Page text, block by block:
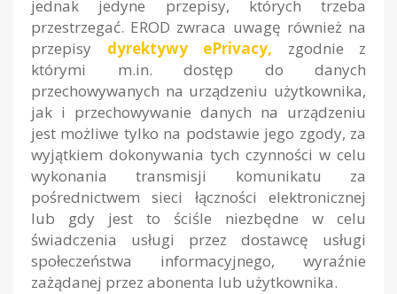
jednak jedyne przepisy, których trzeba
przestrzegać. EROD zwraca uwagę również na
przepisy dyrektywy ePrivacy, zgodnie z
którymi m.in. dostęp do danych
przechowywanych na urządzeniu użytkownika,
jak i przechowywanie danych na urządzeniu
jest możliwe tylko na podstawie jego zgody, za
wyjątkiem dokonywania tych czynności w celu
wykonania transmisji komunikatu za
pośrednictwem sieci łączności elektronicznej
lub gdy jest to ściśle niezbędne w celu
świadczenia usługi przez dostawcę usługi
społeczeństwa informacyjnego, wyraźnie
zażądanej przez abonenta lub użytkownika.